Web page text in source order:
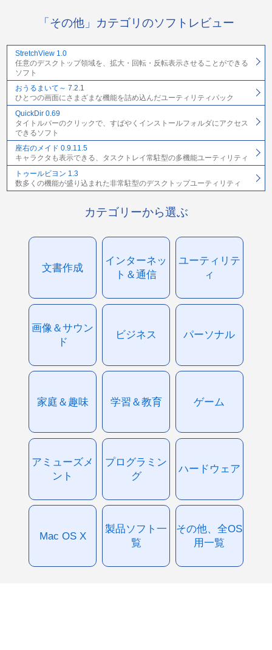
「その他」カテゴリのソフトレビュー
StretchView 1.0
任意のデスクトップ領域を、拡大・回転・反転表示させることができる
ソフト
おうるまいて～ 7.2.1
ひとつの画面にさまざまな機能を詰め込んだユーティリティパック
QuickDir 0.69
タイトルバーのクリックで、すばやくインストールフォルダにアクセス
できるソフト
座右のメイド 0.9.11.5
キャラクタも表示できる、タスクトレイ常駐型の多機能ユーティリティ
トゥールビヨン 1.3
数多くの機能が盛り込まれた非常駐型のデスクトップユーティリティ
カテゴリーから選ぶ
文書作成
インターネッ
ト＆通信
ユーティリテ
ィ
画像＆サウン
ド
ビジネス パーソナル
家庭＆趣味 学習＆教育 ゲーム
アミューズメ
ント
プログラミン
グ
ハードウェア
Mac OS X
製品ソフト一
覧
その他、全OS
用一覧